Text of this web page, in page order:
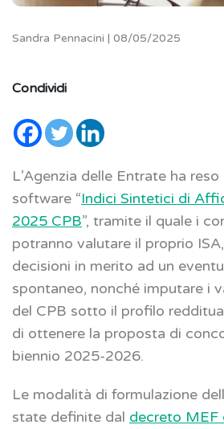
Sandra Pennacini | 08/05/2025
Condividi
L’Agenzia delle Entrate ha
software “Indici Sintetici di
2025 CPB”, tramite il quale i
potranno valutare il proprio
decisioni in merito ad un
spontaneo, nonché imputare i
del CPB sotto il profilo
di ottenere la proposta di
biennio 2025-2026.
Le modalità di formulazione
state definite dal decreto MEF